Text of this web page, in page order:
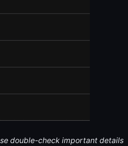
double-check important details